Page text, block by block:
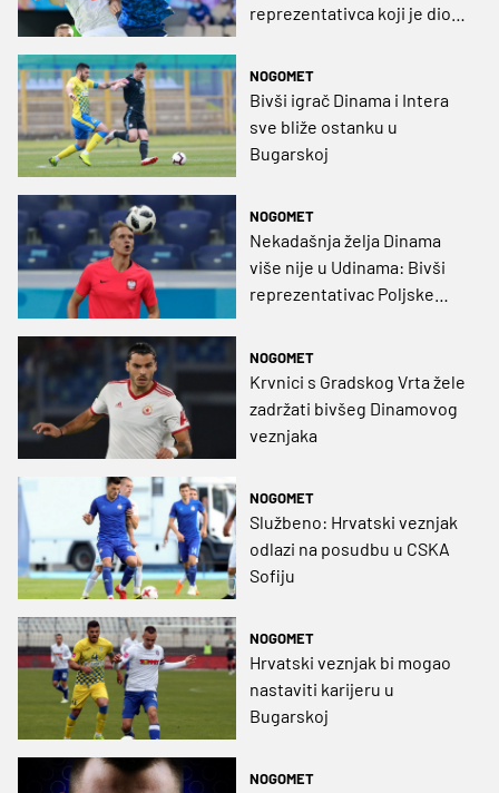
reprezentativca koji je dio
Ekstraklase
NOGOMET
Bivši igrač Dinama i Intera
sve bliže ostanku u
Bugarskoj
NOGOMET
Nekadašnja želja Dinama
više nije u Udinama: Bivši
reprezentativac Poljske
NOGOMET
Krvnici s Gradskog Vrta žele
zadržati bivšeg Dinamovog
veznjaka
NOGOMET
Službeno: Hrvatski veznjak
odlazi na posudbu u CSKA
Sofiju
NOGOMET
Hrvatski veznjak bi mogao
nastaviti karijeru u
Bugarskoj
NOGOMET